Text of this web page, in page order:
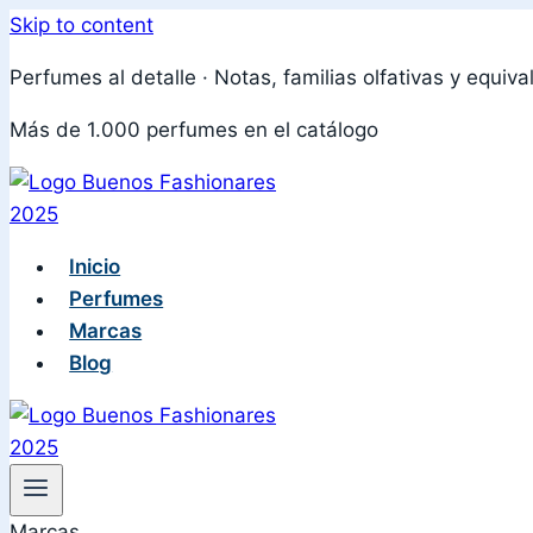
Skip to content
Perfumes al detalle · Notas, familias olfativas y
Más de 1.000 perfumes en el catálogo
Inicio
Perfumes
Marcas
Blog